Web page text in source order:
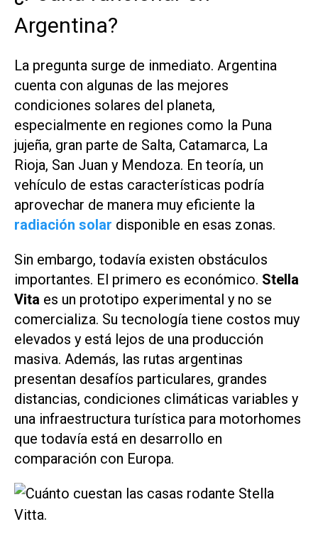
Argentina?
La pregunta surge de inmediato. Argentina
cuenta con algunas de las mejores
condiciones solares del planeta,
especialmente en regiones como la Puna
jujeña, gran parte de Salta, Catamarca, La
Rioja, San Juan y Mendoza. En teoría, un
vehículo de estas características podría
aprovechar de manera muy eficiente la
radiación solar disponible en esas zonas.
Sin embargo, todavía existen obstáculos
importantes. El primero es económico. Stella
Vita es un prototipo experimental y no se
comercializa. Su tecnología tiene costos muy
elevados y está lejos de una producción
masiva. Además, las rutas argentinas
presentan desafíos particulares, grandes
distancias, condiciones climáticas variables y
una infraestructura turística para motorhomes
que todavía está en desarrollo en
comparación con Europa.